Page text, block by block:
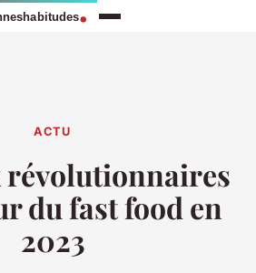
ACTU
révolutionnaires
du fast food en
2023